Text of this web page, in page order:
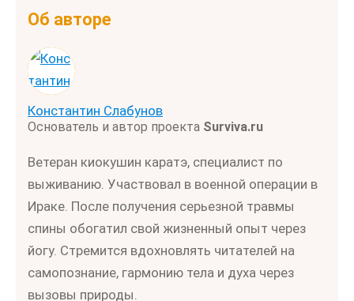
Об авторе
Константин Слабунов
Основатель и автор проекта Surviva.ru
Ветеран киокушин каратэ, специалист по
выживанию. Участвовал в военной операции в
Ираке. После получения серьезной травмы
спины обогатил свой жизненный опыт через
йогу. Стремится вдохновлять читателей на
самопознание, гармонию тела и духа через
вызовы природы.